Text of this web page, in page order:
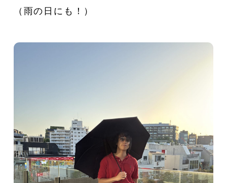
（雨の日にも！）